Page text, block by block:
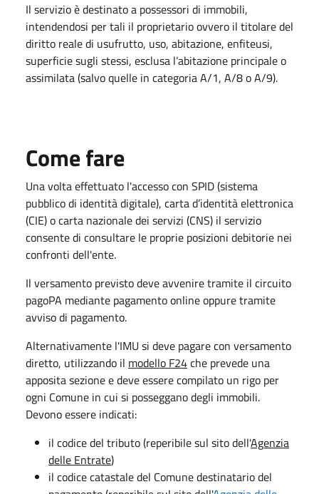
Il servizio è destinato a possessori di immobili,
intendendosi per tali il proprietario ovvero il titolare del
diritto reale di usufrutto, uso, abitazione, enfiteusi,
superficie sugli stessi, esclusa l’abitazione principale o
assimilata (salvo quelle in categoria A/1, A/8 o A/9).
Come fare
Una volta effettuato l'accesso con SPID (sistema
pubblico di identità digitale), carta d’identità elettronica
(CIE) o carta nazionale dei servizi (CNS) il servizio
consente di consultare le proprie posizioni debitorie nei
confronti dell'ente.
Il versamento previsto deve avvenire tramite il circuito
pagoPA mediante pagamento online oppure tramite
avviso di pagamento.
Alternativamente l'IMU si deve pagare con versamento
diretto, utilizzando il modello F24che prevede una
apposita sezione e deve essere compilato un rigo per
ogni Comune in cui si posseggano degli immobili.
Devono essere indicati:
il codice del tributo (reperibile sul sito dell'Agenzia
delle Entrate)
il codice catastale del Comune destinatario del